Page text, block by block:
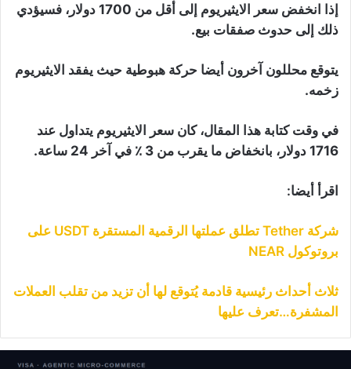
إذا انخفض سعر الايثيريوم إلى أقل من 1700 دولار، فسيؤدي
ذلك إلى حدوث صفقات بيع.
يتوقع محللون آخرون أيضا حركة هبوطية حيث يفقد الايثيريوم
زخمه.
في وقت كتابة هذا المقال، كان سعر الايثيريوم يتداول عند
1716 دولار، بانخفاض ما يقرب من 3 ٪ في آخر 24 ساعة.
اقرأ أيضا:
شركة Tether تطلق عملتها الرقمية المستقرة USDT على
بروتوكول NEAR
ثلاث أحداث رئيسية قادمة يُتوقع لها أن تزيد من تقلب العملات
المشفرة…تعرف عليها